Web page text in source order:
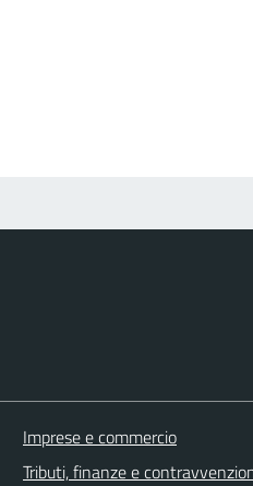
Imprese e commercio
Tributi, finanze e